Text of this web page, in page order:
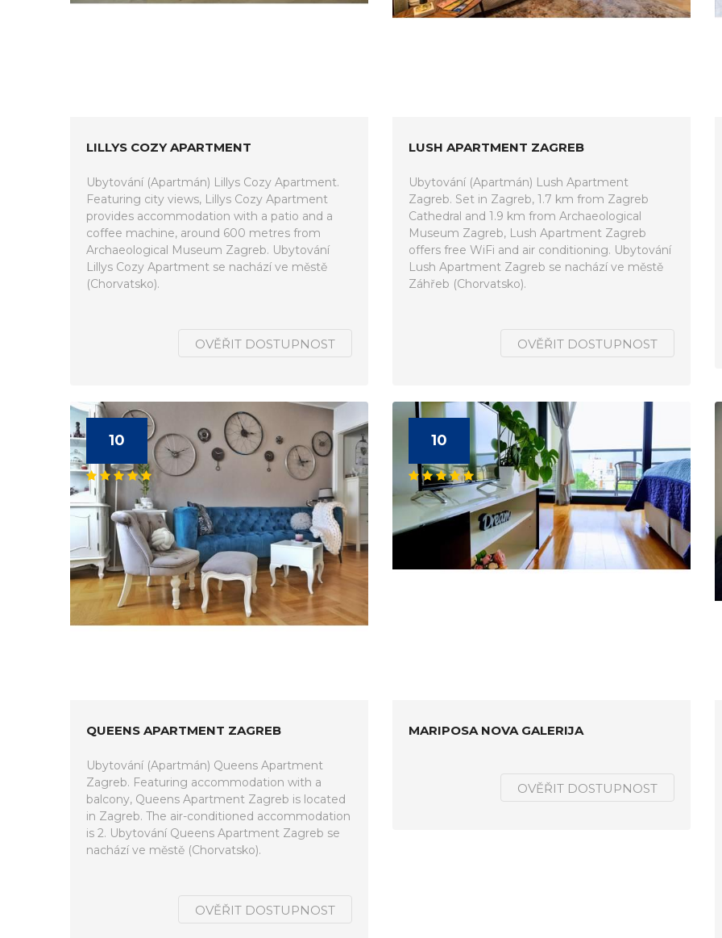
LILLYS COZY APARTMENT
Ubytování (Apartmán) Lillys Cozy Apartment.
Featuring city views, Lillys Cozy Apartment
provides accommodation with a patio and a
coffee machine, around 600 metres from
Archaeological Museum Zagreb. Ubytování
Lillys Cozy Apartment se nachází ve městě
(Chorvatsko).
OVĚŘIT DOSTUPNOST
LUSH APARTMENT ZAGREB
Ubytování (Apartmán) Lush Apartment
Zagreb. Set in Zagreb, 1.7 km from Zagreb
Cathedral and 1.9 km from Archaeological
Museum Zagreb, Lush Apartment Zagreb
offers free WiFi and air conditioning. Ubytování
Lush Apartment Zagreb se nachází ve městě
Záhřeb (Chorvatsko).
OVĚŘIT DOSTUPNOST
10
QUEENS APARTMENT ZAGREB
Ubytování (Apartmán) Queens Apartment
Zagreb. Featuring accommodation with a
balcony, Queens Apartment Zagreb is located
in Zagreb. The air-conditioned accommodation
is 2. Ubytování Queens Apartment Zagreb se
nachází ve městě (Chorvatsko).
OVĚŘIT DOSTUPNOST
10
MARIPOSA NOVA GALERIJA
OVĚŘIT DOSTUPNOST